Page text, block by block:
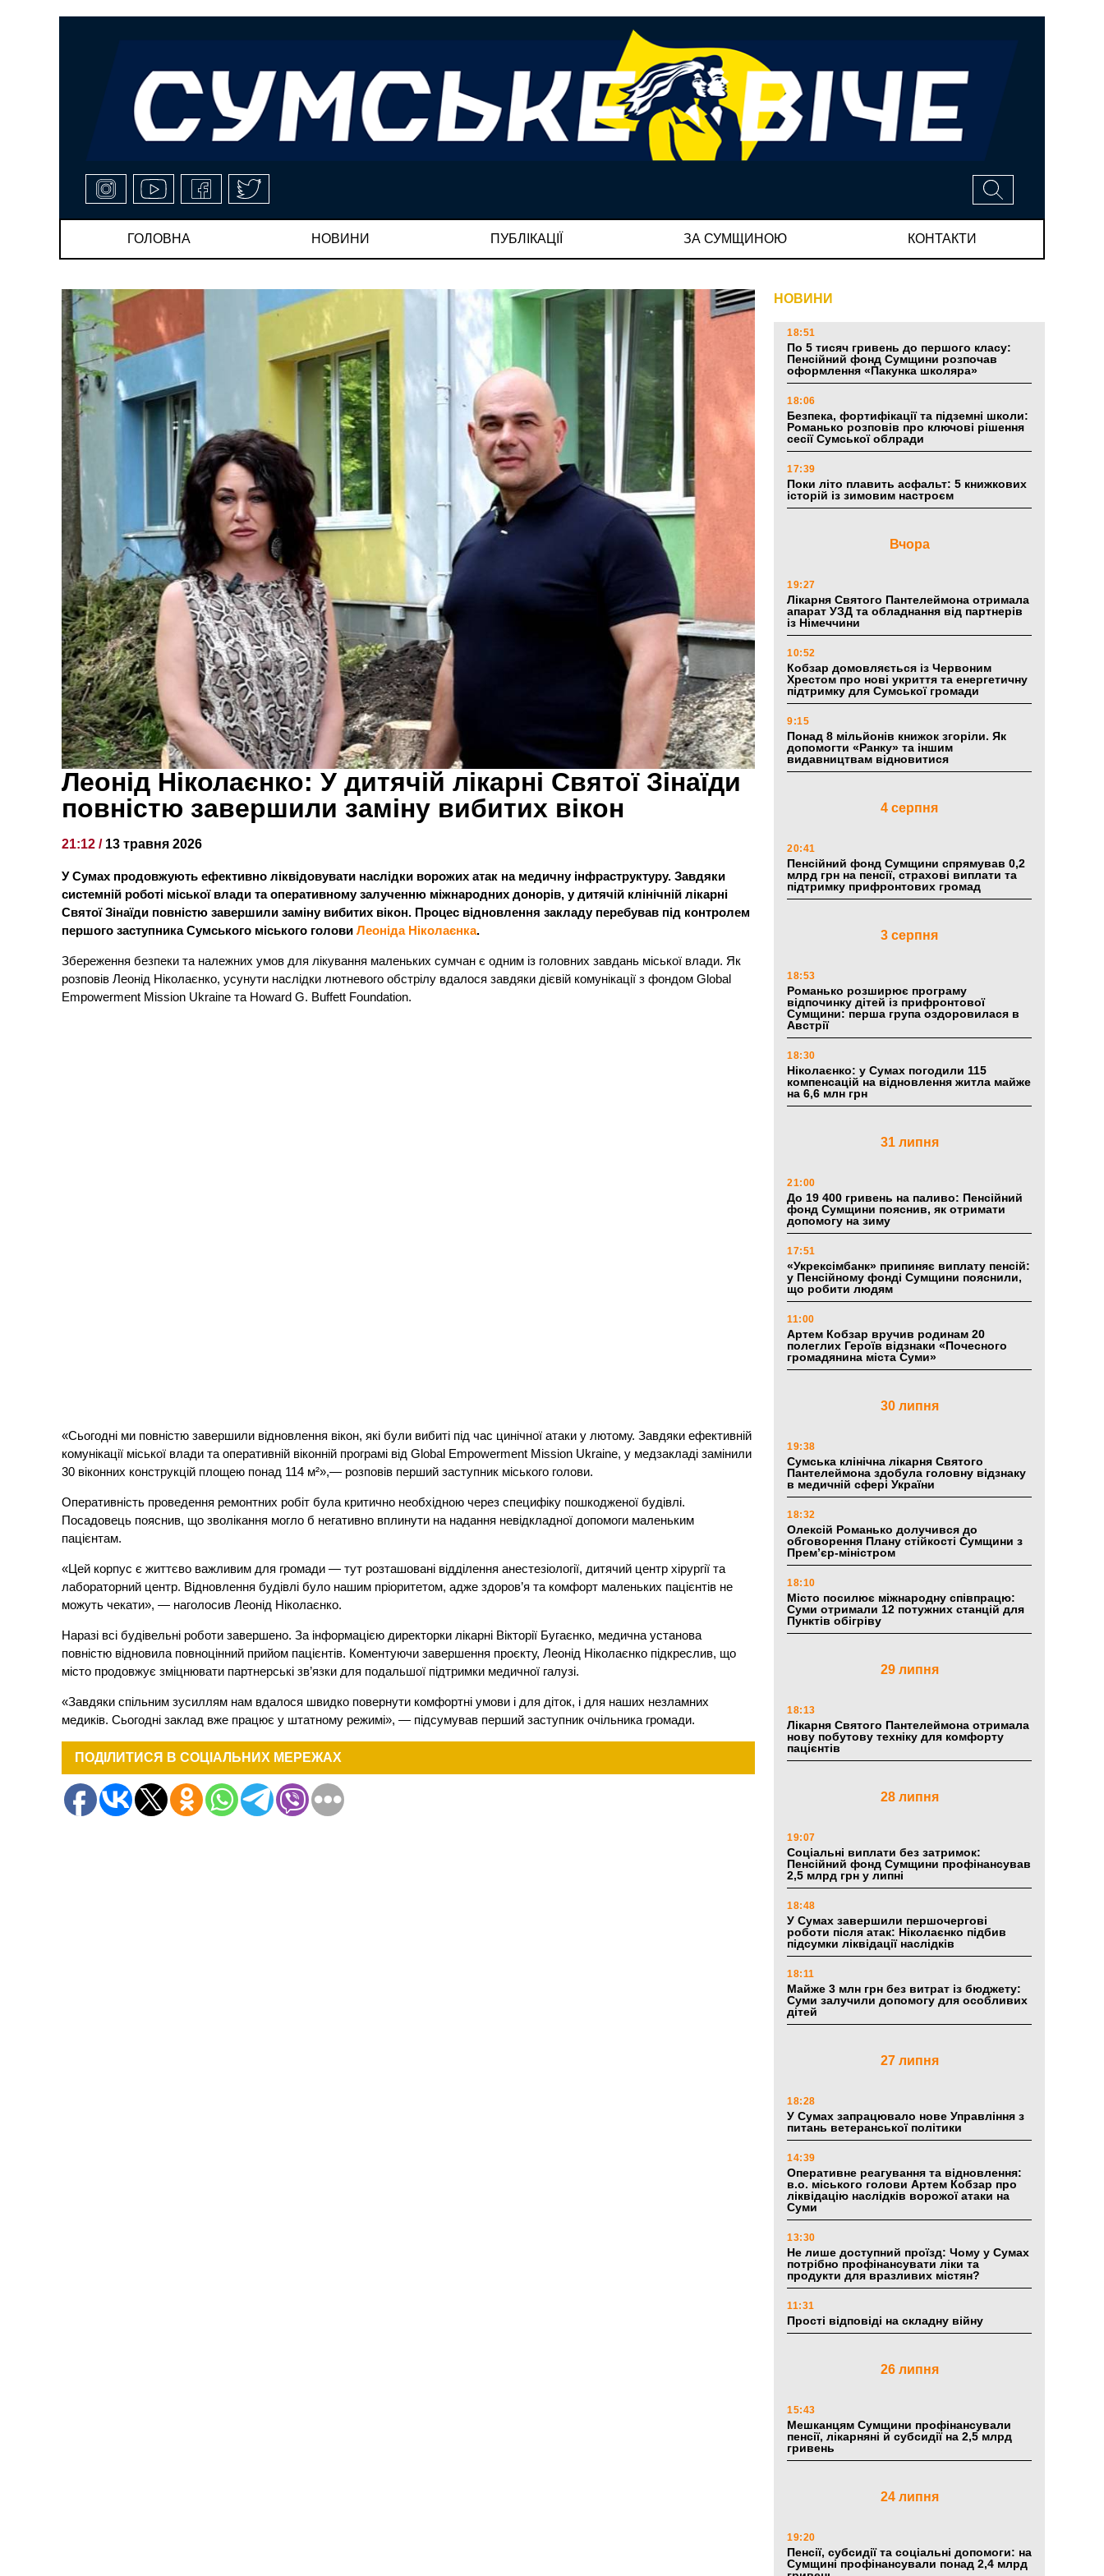
ГОЛОВНА НОВИНИ ПУБЛІКАЦІЇ ЗА СУМЩИНОЮ КОНТАКТИ
Леонід Ніколаєнко: У дитячій лікарні Святої Зінаїди
повністю завершили заміну вибитих вікон
21:12 / 13 травня 2026
У Сумах продовжують ефективно ліквідовувати наслідки ворожих атак на медичну інфраструктуру. Завдяки
системній роботі міської влади та оперативному залученню міжнародних донорів, у дитячій клінічній лікарні
Святої Зінаїди повністю завершили заміну вибитих вікон. Процес відновлення закладу перебував під контролем
першого заступника Сумського міського головиЛеоніда Ніколаєнка.
Збереження безпеки та належних умов для лікування маленьких сумчан є одним із головних завдань міської влади. Як
розповів Леонід Ніколаєнко, усунути наслідки лютневого обстрілу вдалося завдяки дієвій комунікації з фондом Global
Empowerment Mission Ukraine та Howard G. Buffett Foundation.
«Сьогодні ми повністю завершили відновлення вікон, які були вибиті під час цинічної атаки у лютому. Завдяки ефективній
комунікації міської влади та оперативній віконній програмі від Global Empowerment Mission Ukraine, у медзакладі замінили
30 віконних конструкцій площею понад 114 м²»,— розповів перший заступник міського голови.
Оперативність проведення ремонтних робіт була критично необхідною через специфіку пошкодженої будівлі.
Посадовець пояснив, що зволікання могло б негативно вплинути на надання невідкладної допомоги маленьким
пацієнтам.
«Цей корпус є життєво важливим для громади — тут розташовані відділення анестезіології, дитячий центр хірургії та
лабораторний центр. Відновлення будівлі було нашим пріоритетом, адже здоров’я та комфорт маленьких пацієнтів не
можуть чекати», — наголосив Леонід Ніколаєнко.
Наразі всі будівельні роботи завершено. За інформацією директорки лікарні Вікторії Бугаєнко, медична установа
повністю відновила повноцінний прийом пацієнтів. Коментуючи завершення проєкту, Леонід Ніколаєнко підкреслив, що
місто продовжує зміцнювати партнерські зв’язки для подальшої підтримки медичної галузі.
«Завдяки спільним зусиллям нам вдалося швидко повернути комфортні умови і для діток, і для наших незламних
медиків. Сьогодні заклад вже працює у штатному режимі», — підсумував перший заступник очільника громади.
ПОДІЛИТИСЯ В СОЦІАЛЬНИХ МЕРЕЖАХ
НОВИНИ
18:51
По 5 тисяч гривень до першого класу:
Пенсійний фонд Сумщини розпочав
оформлення «Пакунка школяра»
18:06
Безпека, фортифікації та підземні школи:
Романько розповів про ключові рішення
сесії Сумської облради
17:39
Поки літо плавить асфальт: 5 книжкових
історій із зимовим настроєм
Вчора
19:27
Лікарня Святого Пантелеймона отримала
апарат УЗД та обладнання від партнерів
із Німеччини
10:52
Кобзар домовляється із Червоним
Хрестом про нові укриття та енергетичну
підтримку для Сумської громади
9:15
Понад 8 мільйонів книжок згоріли. Як
допомогти «Ранку» та іншим
видавництвам відновитися
4 серпня
20:41
Пенсійний фонд Сумщини спрямував 0,2
млрд грн на пенсії, страхові виплати та
підтримку прифронтових громад
3 серпня
18:53
Романько розширює програму
відпочинку дітей із прифронтової
Сумщини: перша група оздоровилася в
Австрії
18:30
Ніколаєнко: у Сумах погодили 115
компенсацій на відновлення житла майже
на 6,6 млн грн
31 липня
21:00
До 19 400 гривень на паливо: Пенсійний
фонд Сумщини пояснив, як отримати
допомогу на зиму
17:51
«Укрексімбанк» припиняє виплату пенсій:
у Пенсійному фонді Сумщини пояснили,
що робити людям
11:00
Артем Кобзар вручив родинам 20
полеглих Героїв відзнаки «Почесного
громадянина міста Суми»
30 липня
19:38
Сумська клінічна лікарня Святого
Пантелеймона здобула головну відзнаку
в медичній сфері України
18:32
Олексій Романько долучився до
обговорення Плану стійкості Сумщини з
Прем’єр-міністром
18:10
Місто посилює міжнародну співпрацю:
Суми отримали 12 потужних станцій для
Пунктів обігріву
29 липня
18:13
Лікарня Святого Пантелеймона отримала
нову побутову техніку для комфорту
пацієнтів
28 липня
19:07
Соціальні виплати без затримок:
Пенсійний фонд Сумщини профінансував
2,5 млрд грн у липні
18:48
У Сумах завершили першочергові
роботи після атак: Ніколаєнко підбив
підсумки ліквідації наслідків
18:11
Майже 3 млн грн без витрат із бюджету:
Суми залучили допомогу для особливих
дітей
27 липня
18:28
У Сумах запрацювало нове Управління з
питань ветеранської політики
14:39
Оперативне реагування та відновлення:
в.о. міського голови Артем Кобзар про
ліквідацію наслідків ворожої атаки на
Суми
13:30
Не лише доступний проїзд: Чому у Сумах
потрібно профінансувати ліки та
продукти для вразливих містян?
11:31
Прості відповіді на складну війну
26 липня
15:43
Мешканцям Сумщини профінансували
пенсії, лікарняні й субсидії на 2,5 млрд
гривень
24 липня
19:20
Пенсії, субсидії та соціальні допомоги: на
Сумщині профінансували понад 2,4 млрд